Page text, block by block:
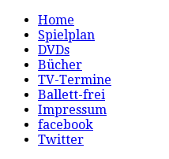
Home
Spielplan
DVDs
Bücher
TV-Termine
Ballett-frei
Impressum
facebook
Twitter